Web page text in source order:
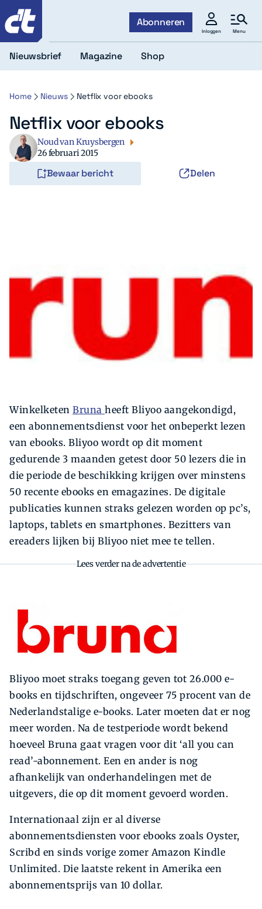
Abonneren
Inloggen Menu
Nieuwsbrief Magazine Shop
Home Nieuws Netflix voor ebooks
Netflix voor ebooks
Noud van Kruysbergen
26 februari 2015
Bewaar bericht Delen
Winkelketen Bruna heeft Bliyoo aangekondigd,
een abonnementsdienst voor het onbeperkt lezen
van ebooks. Bliyoo wordt op dit moment
gedurende 3 maanden getest door 50 lezers die in
die periode de beschikking krijgen over minstens
50 recente ebooks en emagazines. De digitale
publicaties kunnen straks gelezen worden op pc’s,
laptops, tablets en smartphones. Bezitters van
ereaders lijken bij Bliyoo niet mee te tellen.
Lees verder na de advertentie
Bliyoo moet straks toegang geven tot 26.000 e-
books en tijdschriften, ongeveer 75 procent van de
Nederlandstalige e-books. Later moeten dat er nog
meer worden. Na de testperiode wordt bekend
hoeveel Bruna gaat vragen voor dit ‘all you can
read’-abonnement. Een en ander is nog
afhankelijk van onderhandelingen met de
uitgevers, die op dit moment gevoerd worden.
Internationaal zijn er al diverse
abonnementsdiensten voor ebooks zoals Oyster,
Scribd en sinds vorige zomer Amazon Kindle
Unlimited. Die laatste rekent in Amerika een
abonnementsprijs van 10 dollar.